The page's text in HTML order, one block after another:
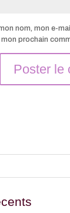
nom, mon e-
prochain